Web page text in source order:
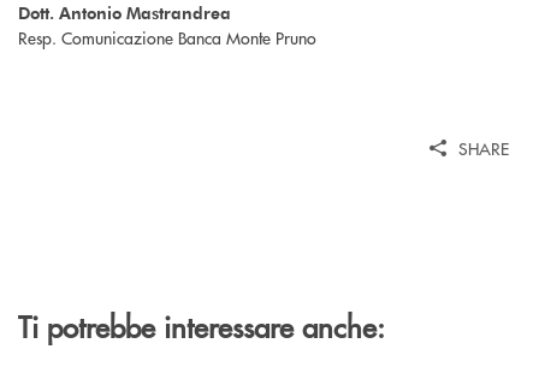
Dott. Antonio Mastrandrea
Resp. Comunicazione Banca Monte Pruno
SHARE
Ti potrebbe interessare anche: